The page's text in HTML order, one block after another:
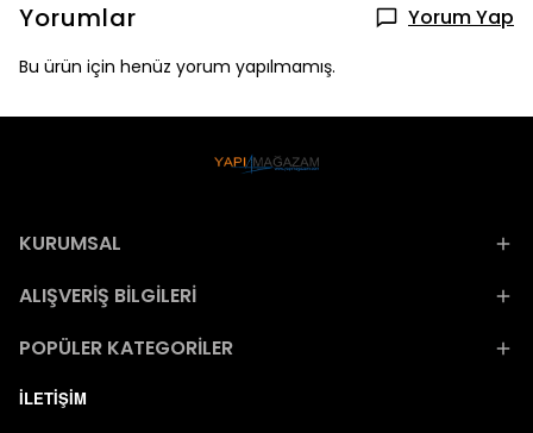
Yorumlar Yorum Yap
Bu ürün için henüz yorum yapılmamış.
KURUMSAL
ALIŞVERİŞ BİLGİLERİ
POPÜLER KATEGORİLER
İLETİŞİM